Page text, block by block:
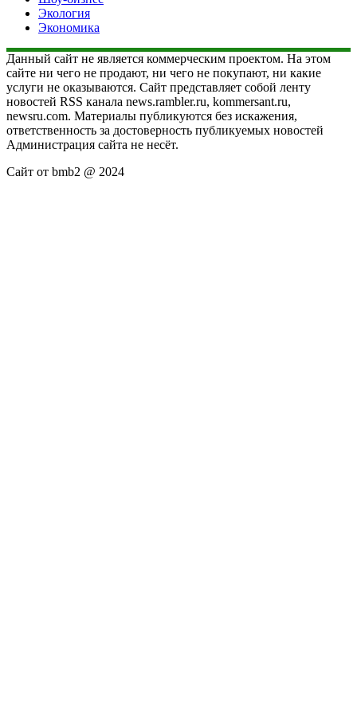
Экология
Экономика
Данный сайт не является коммерческим проектом. На этом
сайте ни чего не продают, ни чего не покупают, ни какие
услуги не оказываются. Сайт представляет собой ленту
новостей RSS канала news.rambler.ru, kommersant.ru,
newsru.com. Материалы публикуются без искажения,
ответственность за достоверность публикуемых новостей
Администрация сайта не несёт.
Сайт от bmb2 @ 2024